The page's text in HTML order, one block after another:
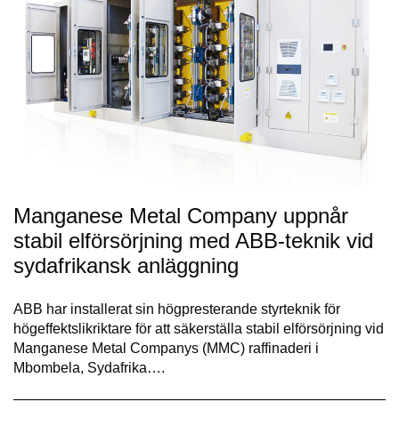
Manganese Metal Company uppnår
stabil elförsörjning med ABB‑teknik vid
sydafrikansk anläggning
ABB har installerat sin högpresterande styrteknik för
högeffektslikriktare för att säkerställa stabil elförsörjning vid
Manganese Metal Companys (MMC) raffinaderi i
Mbombela, Sydafrika….